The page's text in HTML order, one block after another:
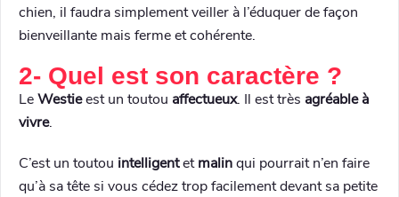
chien, il faudra simplement veiller à l’éduquer de façon
bienveillante mais ferme et cohérente.
2- Quel est son caractère ?
LeWestieest un toutou affectueux. Il est très agréable à
vivre.
C’est un toutou intelligentetmalinqui pourrait n’en faire
qu’à sa tête si vous cédez trop facilement devant sa petite